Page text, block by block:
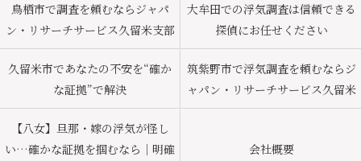
鳥栖市で調査を頼むならジャパ
ン・リサーチサービス久留米支部
大牟田での浮気調査は信頼できる
探偵にお任せください
久留米市であなたの不安を“確か
な証拠”で解決
筑紫野市で浮気調査を頼むならジ
ャパン・リサーチサービス久留米
【八女】旦那・嫁の浮気が怪し
い…確かな証拠を掴むなら｜明確
会社概要